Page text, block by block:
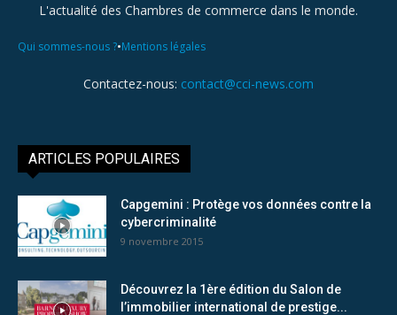
L'actualité des Chambres de commerce dans le monde.
Qui sommes-nous ?•Mentions légales
Contactez-nous: contact@cci-news.com
ARTICLES POPULAIRES
Capgemini : Protège vos données contre la
cybercriminalité
9 novembre 2015
Découvrez la 1ère édition du Salon de
l’immobilier international de prestige...